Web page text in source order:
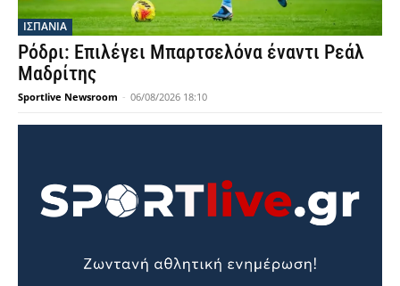
ΙΣΠΑΝΙΑ
Ρόδρι: Επιλέγει Μπαρτσελόνα έναντι Ρεάλ
Μαδρίτης
Sportlive Newsroom - 06/08/2026 18:10